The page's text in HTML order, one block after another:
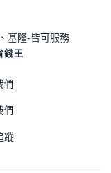
基隆-皆可服務
錢王
們
們
蹤